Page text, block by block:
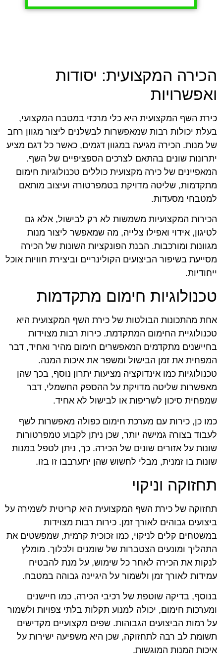
הכירה המקצועית: יסודות
ואפשרויות
כירת השף המקצועית היא כלי מרכזי במטבח המקצועי,
בעלת יכולות רבות שמאפשרות לבשלנים ליצור מגוון רחב
של מנות. הכירה מגיעה במגוון דגמים, כאשר כל דגם מציע
יתרונות שונים בהתאם לצרכים הספציפיים של השף.
המאפיינים של כירה מקצועית כוללים טכנולוגיות חימום
מתקדמות, שליטה מדויקת בטמפרטורה ועיצוב מותאם
למטבחי מסעדות.
הכירות המקצועיות משמשות לא רק לבישול, אלא גם
לטיגון, אידוי ואפילו צלייה, מה שמאפשר ליצור מנות
מגוונות ומורכבות. הבנת הפונקציות השונות של הכירה
מסייעת בשיפור הביצועים הקולינריים וביצירת חוויות אוכל
ייחודיות.
טכנולוגיות חימום מתקדמות
אחת מהתכונות הבולטות של כירת השף המקצועית היא
טכנולוגיית החימום המתקדמת. כירות רבות מצוידות
בחיישנים מתקדמים המאפשרים חימום מהיר ואחיד, דבר
המפחית את זמן הבישול ומשפר את איכות המנה.
טכנולוגיות כמו אינדוקציה מציעות יתרון נוסף, בכך שהן
מאפשרות שליטה מדויקת על ההספק החשמלי, דבר
שמפחית סיכון לשריפות או לבישול לא אחיד.
כמו כן, כירות עם מערכת חימום כפולה מאפשרות לשף
לעבוד בצורה גמישה יותר, שכן ניתן לקבוע טמפרטורות
שונות על אזורים שונים של הכירה. כך, ניתן לטפל במנות
שונות בו זמנית, מבלי לחשוש שהן יתערבבו זו בזו.
תחזוקה וניקוי
תחזוקה של כירת השף המקצועית היא קריטית לשמירה על
ביצועים גבוהים לאורך זמן. כירות רבות מצוידות
במשטחים קלים לניקוי, כמו זכוכית קרמית, שמפשטים את
התהליך ומונעים הצטברות של שומנים ולכלוך. מומלץ
לנקות את הכירה לאחר כל שימוש, על מנת להבטיח
עמידות לאורך זמן ולשמור על היגיינה גבוהה במטבח.
בנוסף, בדיקה שוטפת של רכיבי הכירה, כמו חיישנים
ומערכות חימום, יכולה למנוע תקלות בלתי צפויות ולשמור
על רמות הביצועים הגבוהות. שפים מקצועיים מקדישים
תשומת לב רבה לתחזוקה, שכן היא משפיעה ישירות על
איכות המנות המוגשות.